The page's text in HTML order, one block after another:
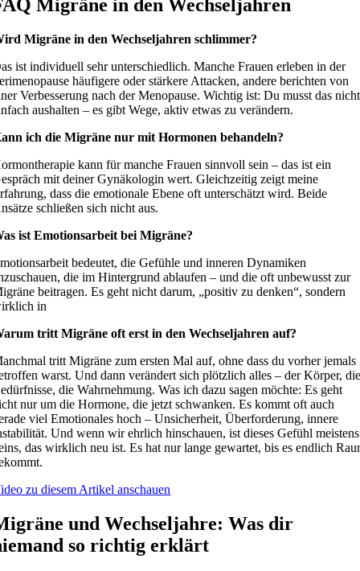
Migräne in den Wechseljahren
Migräne in den Wechseljahren schlimmer?
ist individuell sehr unterschiedlich. Manche Frauen erleben in der
häufigere oder stärkere Attacken, andere berichten von
Verbesserung nach der Menopause. Wichtig ist: Du musst das nicht
aushalten – es gibt Wege, aktiv etwas zu verändern.
ich die Migräne nur mit Hormonen behandeln?
kann für manche Frauen sinnvoll sein – das ist ein
mit deiner Gynäkologin wert. Gleichzeitig zeigt meine
dass die emotionale Ebene oft unterschätzt wird. Beide
schließen sich nicht aus.
ist Emotionsarbeit bei Migräne?
bedeutet, die Gefühle und inneren Dynamiken
die im Hintergrund ablaufen – und die oft unbewusst zur
beitragen. Es geht nicht darum, „positiv zu denken“, sondern
in
tritt Migräne oft erst in den Wechseljahren auf?
tritt Migräne zum ersten Mal auf, ohne dass du vorher jemals
warst. Und dann verändert sich plötzlich alles – der Körper,
die Wahrnehmung. Was ich dazu sagen möchte: Es geht
nur um die Hormone, die jetzt schwanken. Es kommt oft auch
viel Emotionales hoch – Unsicherheit, Überforderung, innere
Und wenn wir ehrlich hinschauen, ist dieses Gefühl meistens
das wirklich neu ist. Es hat nur lange gewartet, bis es endlich
zu diesem Artikel anschauen
und Wechseljahre: Was dir
so richtig erklärt